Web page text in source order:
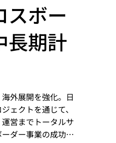
スボー
長期計
外展開を強化。日
ェクトを通じて、
営までトータルサ
ダー事業の成功と